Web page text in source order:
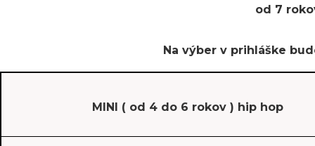
od 7
Na výber v prihláške
MINI ( od 4 do 6 rokov ) hip hop